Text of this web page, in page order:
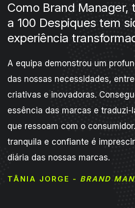
Como Brand Manager,
a 100 Despiques tem
experiência
A equipa demonstrou um
das nossas necessidades,
criativas e inovadoras.
essência das marcas e traduzi-
que ressoam com o
tranquila e confiante é
diária das nossas marcas.
TÂNIA JORGE - BRAND